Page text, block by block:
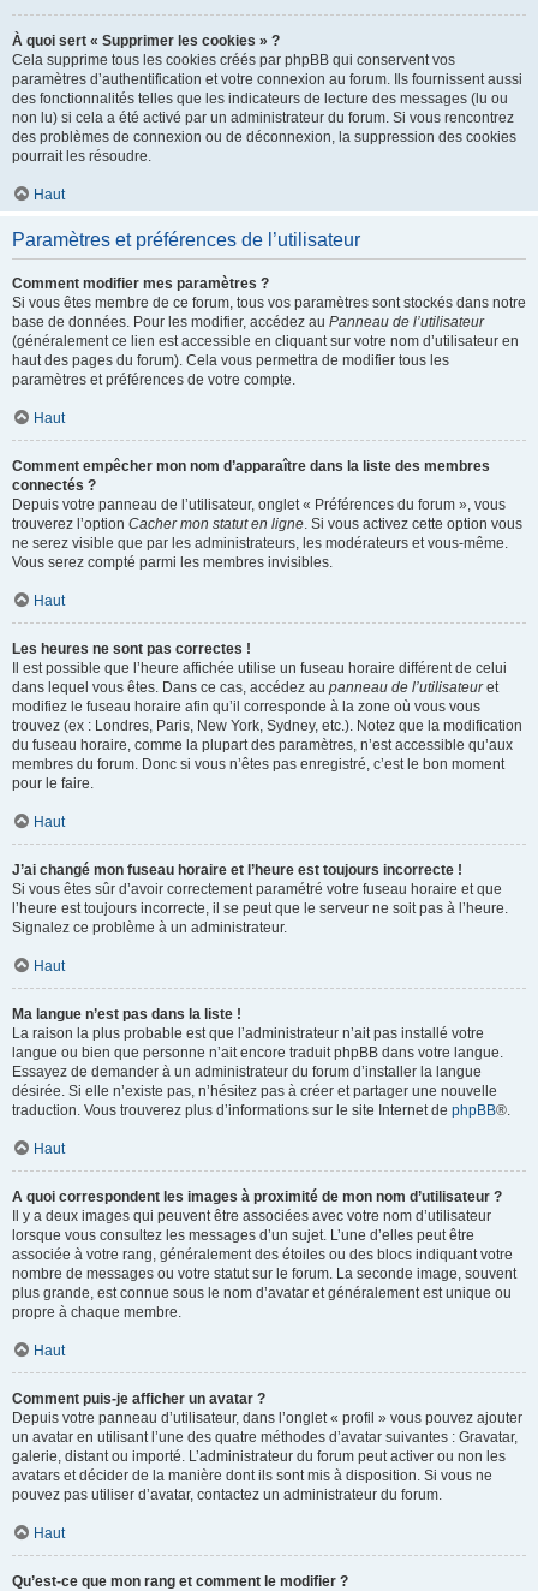
À quoi sert « Supprimer les cookies » ?
Cela supprime tous les cookies créés par phpBB qui conservent vos
paramètres d’authentification et votre connexion au forum. Ils fournissent aussi
des fonctionnalités telles que les indicateurs de lecture des messages (lu ou
non lu) si cela a été activé par un administrateur du forum. Si vous rencontrez
des problèmes de connexion ou de déconnexion, la suppression des cookies
pourrait les résoudre.
Haut
Paramètres et préférences de l’utilisateur
Comment modifier mes paramètres ?
Si vous êtes membre de ce forum, tous vos paramètres sont stockés dans notre
base de données. Pour les modifier, accédez au Panneau de l’utilisateur
(généralement ce lien est accessible en cliquant sur votre nom d’utilisateur en
haut des pages du forum). Cela vous permettra de modifier tous les
paramètres et préférences de votre compte.
Haut
Comment empêcher mon nom d’apparaître dans la liste des membres
connectés ?
Depuis votre panneau de l’utilisateur, onglet « Préférences du forum », vous
trouverez l’option Cacher mon statut en ligne. Si vous activez cette option vous
ne serez visible que par les administrateurs, les modérateurs et vous-même.
Vous serez compté parmi les membres invisibles.
Haut
Les heures ne sont pas correctes !
Il est possible que l’heure affichée utilise un fuseau horaire différent de celui
dans lequel vous êtes. Dans ce cas, accédez au panneau de l’utilisateuret
modifiez le fuseau horaire afin qu’il corresponde à la zone où vous vous
trouvez (ex : Londres, Paris, New York, Sydney, etc.). Notez que la modification
du fuseau horaire, comme la plupart des paramètres, n’est accessible qu’aux
membres du forum. Donc si vous n’êtes pas enregistré, c’est le bon moment
pour le faire.
Haut
J’ai changé mon fuseau horaire et l’heure est toujours incorrecte !
Si vous êtes sûr d’avoir correctement paramétré votre fuseau horaire et que
l’heure est toujours incorrecte, il se peut que le serveur ne soit pas à l’heure.
Signalez ce problème à un administrateur.
Haut
Ma langue n’est pas dans la liste !
La raison la plus probable est que l’administrateur n’ait pas installé votre
langue ou bien que personne n’ait encore traduit phpBB dans votre langue.
Essayez de demander à un administrateur du forum d’installer la langue
désirée. Si elle n’existe pas, n’hésitez pas à créer et partager une nouvelle
traduction. Vous trouverez plus d’informations sur le site Internet de phpBB®.
Haut
A quoi correspondent les images à proximité de mon nom d’utilisateur ?
Il y a deux images qui peuvent être associées avec votre nom d’utilisateur
lorsque vous consultez les messages d’un sujet. L’une d’elles peut être
associée à votre rang, généralement des étoiles ou des blocs indiquant votre
nombre de messages ou votre statut sur le forum. La seconde image, souvent
plus grande, est connue sous le nom d’avatar et généralement est unique ou
propre à chaque membre.
Haut
Comment puis-je afficher un avatar ?
Depuis votre panneau d’utilisateur, dans l’onglet « profil » vous pouvez ajouter
un avatar en utilisant l’une des quatre méthodes d’avatar suivantes : Gravatar,
galerie, distant ou importé. L’administrateur du forum peut activer ou non les
avatars et décider de la manière dont ils sont mis à disposition. Si vous ne
pouvez pas utiliser d’avatar, contactez un administrateur du forum.
Haut
Qu’est-ce que mon rang et comment le modifier ?